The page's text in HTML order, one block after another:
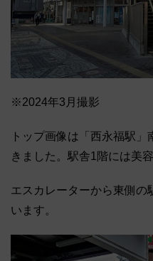
※2024年3月撮影
トップ画像は「西永福駅
きました。駅舎1階には美
エスカレーターから東側の
います。